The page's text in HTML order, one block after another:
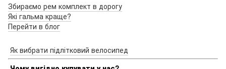
Збираємо рем комплект в дорогу
Які гальма краще?
Перейти в блог
Як вибрати підлітковий велосипед